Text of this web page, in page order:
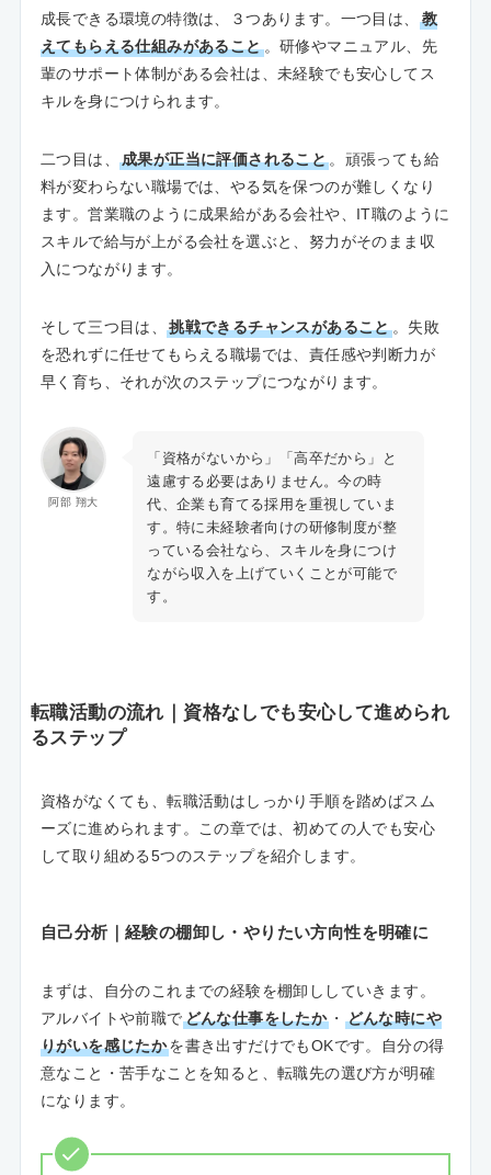
成長できる環境の特徴は、３つあります。一つ目は、
教
えてもらえる仕組みがあること。研修やマニュアル、先
輩のサポート体制がある会社は、未経験でも安心してス
キルを身につけられます。
二つ目は、 成果が正当に評価されること。頑張っても給
料が変わらない職場では、やる気を保つのが難しくなり
ます。営業職のように成果給がある会社や、IT職のように
スキルで給与が上がる会社を選ぶと、努力がそのまま収
入につながります。
そして三つ目は、挑戦できるチャンスがあること。失敗
を恐れずに任せてもらえる職場では、責任感や判断力が
早く育ち、それが次のステップにつながります。
阿部 翔大
「資格がないから」「高卒だから」と
遠慮する必要はありません。今の時
代、企業も育てる採用を重視していま
す。特に未経験者向けの研修制度が整
っている会社なら、スキルを身につけ
ながら収入を上げていくことが可能で
す。
転職活動の流れ｜資格なしでも安心して進められ
るステップ
資格がなくても、転職活動はしっかり手順を踏めばスム
ーズに進められます。この章では、初めての人でも安心
して取り組める5つのステップを紹介します。
自己分析｜経験の棚卸し・やりたい方向性を明確に
まずは、自分のこれまでの経験を棚卸ししていきます。
アルバイトや前職でどんな仕事をしたか ・ どんな時にや
りがいを感じたかを書き出すだけでもOKです。自分の得
意なこと・苦手なことを知ると、転職先の選び方が明確
になります。